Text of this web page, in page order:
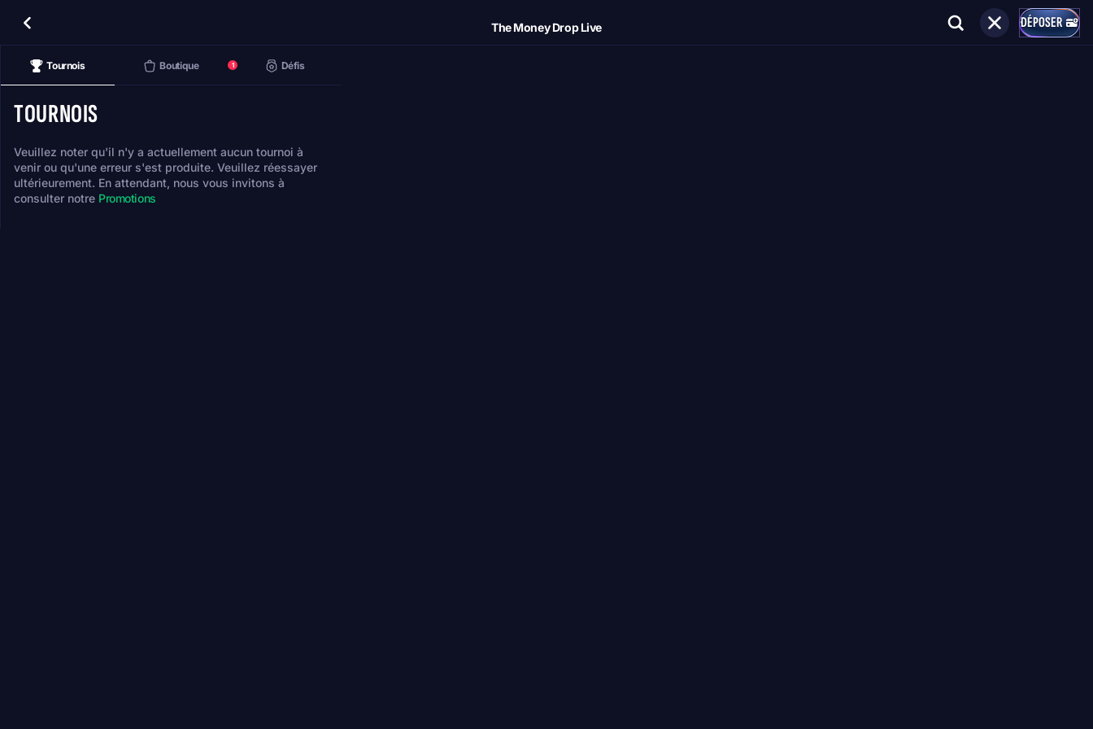
The Money Drop Live DÉPOSER
Tournois Boutique Défis
1
TOURNOIS
Veuillez noter qu'il n'y a actuellement aucun tournoi à
venir ou qu'une erreur s'est produite. Veuillez réessayer
ultérieurement. En attendant, nous vous invitons à
consulter notre Promotions